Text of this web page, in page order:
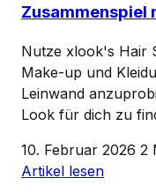
Zusammenspiel
Nutze xlook's Hair
Make-up und
Leinwand
Look für dich zu
10. Februar 2026 2
Artikel lesen